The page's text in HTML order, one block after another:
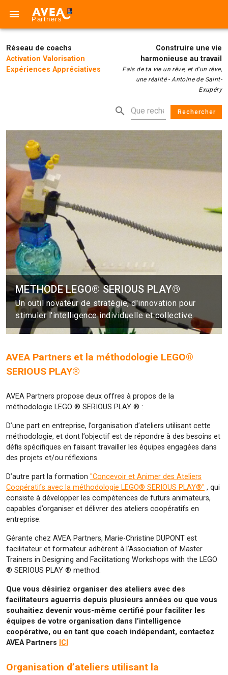
Réseau de coachs
Activation Valorisation
Expériences Appréciatives
Construire une vie
harmonieuse au travail
Fais de ta vie un rêve, et d'un rêve,
une réalité - Antoine de Saint-
Exupéry
Rechercher
METHODE LEGO® SERIOUS PLAY®
Un outil novateur de stratégie, d'innovation pour
stimuler l'intelligence individuelle et collective
AVEA Partners et la méthodologie LEGO®
SERIOUS PLAY®
AVEA Partners propose deux offres à propos de la
méthodologie LEGO ® SERIOUS PLAY ® :
D’une part en entreprise, l’organisation d’ateliers utilisant cette
méthodologie, et dont l’objectif est de répondre à des besoins et
défis spécifiques en faisant travailler les équipes engagées dans
des projets et/ou réflexions.
D’autre part la formation "Concevoir et Animer des Ateliers
Coopératifs avec la méthodologie LEGO® SERIOUS PLAY®" , qui
consiste à développer les compétences de futurs animateurs,
capables d’organiser et délivrer des ateliers coopératifs en
entreprise.
Gérante chez AVEA Partners, Marie-Christine DUPONT est
facilitateur et formateur adhérent à l’Association of Master
Trainers in Designing and Facilitationg Workshops with the LEGO
® SERIOUS PLAY ® method.
Que vous désiriez organiser des ateliers avec des
facilitateurs aguerris depuis plusieurs années ou que vous
souhaitiez devenir vous-même certifié pour faciliter les
équipes de votre organisation dans l’intelligence
coopérative, ou en tant que coach indépendant, contactez
AVEA Partners ICI
Organisation d’ateliers utilisant la